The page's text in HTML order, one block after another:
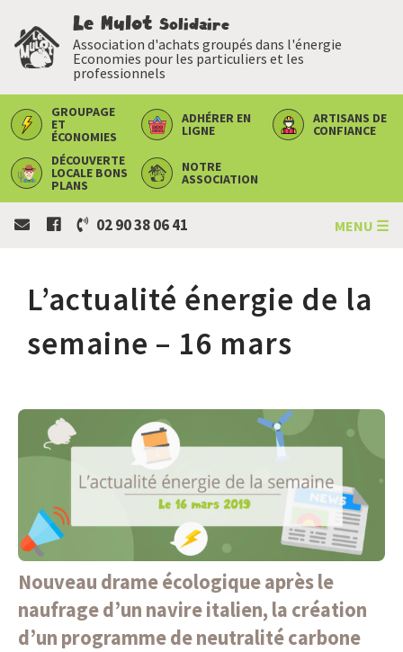
Le Mulot Solidaire
Association d'achats groupés dans l'énergie
Economies pour les particuliers et les
professionnels
GROUPAGE
ET
ÉCONOMIES
ADHÉRER EN
LIGNE
ARTISANS DE
CONFIANCE
DÉCOUVERTE
LOCALE BONS
PLANS
NOTRE
ASSOCIATION
02 90 38 06 41 MENU ☰
L’actualité énergie de la
semaine – 16 mars
Nouveau drame écologique après le
naufrage d’un navire italien, la création
d’un programme de neutralité carbone